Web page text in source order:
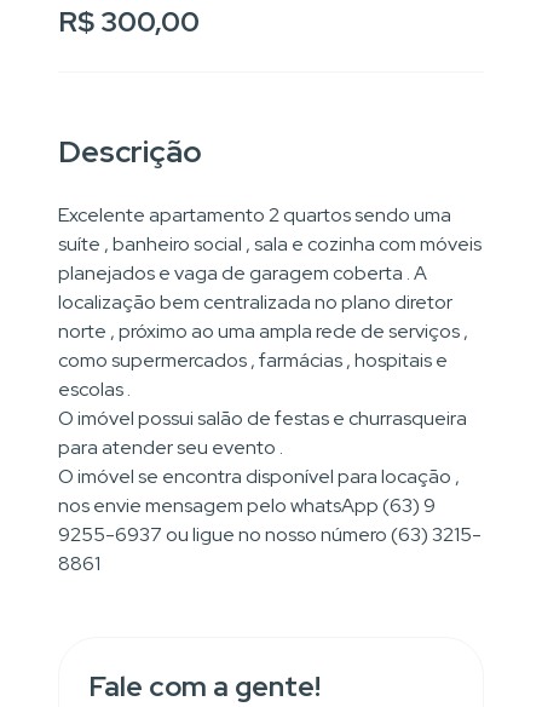
R$ 300,00
Descrição
Excelente apartamento 2 quartos sendo uma
suíte , banheiro social , sala e cozinha com móveis
planejados e vaga de garagem coberta . A
localização bem centralizada no plano diretor
norte , próximo ao uma ampla rede de serviços ,
como supermercados , farmácias , hospitais e
escolas .
O imóvel possui salão de festas e churrasqueira
para atender seu evento .
O imóvel se encontra disponível para locação ,
nos envie mensagem pelo whatsApp (63) 9
9255-6937 ou ligue no nosso número (63) 3215-
8861
Fale com a gente!